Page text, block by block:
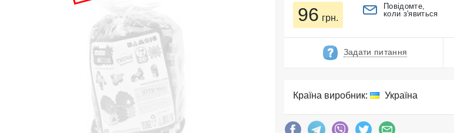
96 грн.
Повідомте,
коли з'явиться
Задати питання
Країна виробник: Україна